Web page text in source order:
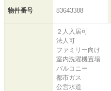
物件番号 83643388
２人入居可
法人可
ファミリー向け
室内洗濯機置場
バルコニー
都市ガス
公営水道